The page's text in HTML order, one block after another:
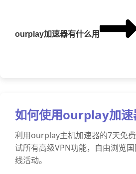
ourplay加速器有什么用
如何使用ourplay加速
利用ourplay主机加速器的7天免
试所有高级VPN功能，自由浏览
线活动。